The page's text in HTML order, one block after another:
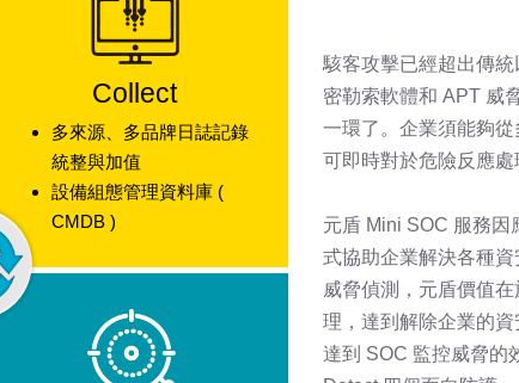
Collect
多來源、多品牌日誌記錄
統整與加值
設備組態管理資料庫 (
CMDB )
駭客攻擊已經超出傳
密勒索軟體和 APT 威
一環了。企業須能夠
可即時對於危險反應處
元盾 Mini SOC 服務
式協助企業解決各種
威脅偵測，元盾價值
理，達到解除企業的
達到 SOC 監控威脅的